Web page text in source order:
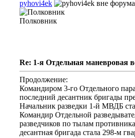
pyhovi4ek
Полковник
Re: 1-я Отдельная маневровая
Продолжение:
Командиром 3-го Отдельного
последний десантник бригады
Начальник разведки 1-й МВДБ
Командир Отдельной
разведчиков по тылам
десантная бригада стала 298-м